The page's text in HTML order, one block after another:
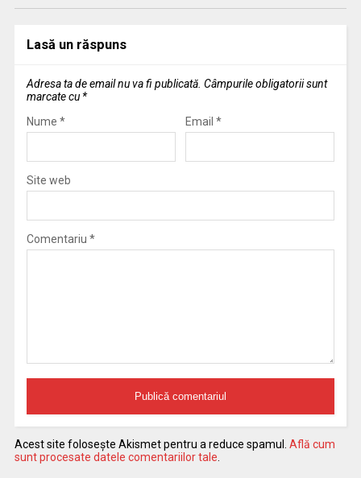
Lasă un răspuns
Adresa ta de email nu va fi publicată. Câmpurile obligatorii sunt
marcate cu *
Nume * Email *
Site web
Comentariu *
Acest site folosește Akismet pentru a reduce spamul. Află cum
sunt procesate datele comentariilor tale